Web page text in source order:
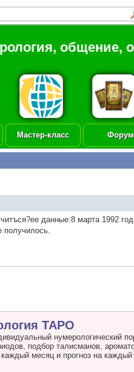
общение,
Мастер-класс Форум
данные:8 марта 1992
получилось.
ТАРО
нумерологический
подбор талисманов,
месяц и прогноз на каждый